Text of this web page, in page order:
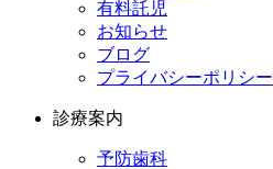
有料託児
お知らせ
ブログ
プライバシーポリシー
診療案内
予防歯科